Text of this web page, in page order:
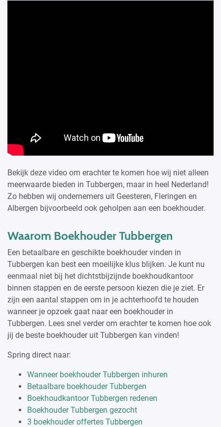
Bekijk deze video om erachter te komen hoe wij niet alleen
meerwaarde bieden in Tubbergen, maar in heel Nederland!
Zo hebben wij ondernemers uit Geesteren, Fleringen en
Albergen bijvoorbeeld ook geholpen aan een boekhouder.
Waarom Boekhouder Tubbergen
Een betaalbare en geschikte boekhouder vinden in
Tubbergen kan best een moeilijke klus blijken. Je kunt nu
eenmaal niet bij het dichtstbijzijnde boekhoudkantoor
binnen stappen en de eerste persoon kiezen die je ziet. Er
zijn een aantal stappen om in je achterhoofd te houden
wanneer je opzoek gaat naar een boekhouder in
Tubbergen. Lees snel verder om erachter te komen hoe ook
jij de beste boekhouder uit Tubbergen kan vinden!
Spring direct naar:
Wanneer boekhouder Tubbergen inhuren
Betaalbare boekhouder Tubbergen
Boekhoudkantoor Tubbergen redenen
Boekhouder Tubbergen gezocht
3 boekhouder offertes Tubbergen